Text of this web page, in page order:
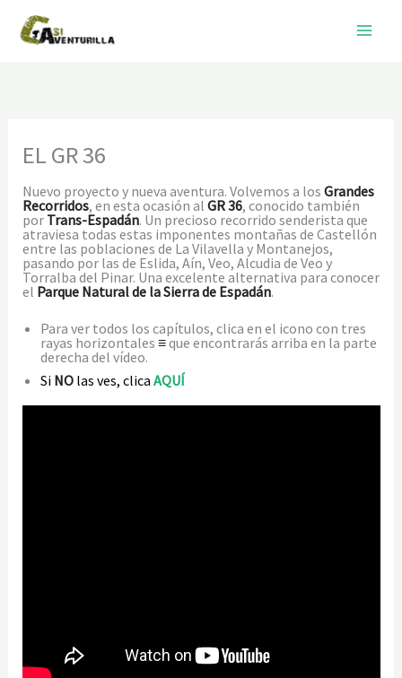
contenido
EL GR 36
Nuevo proyecto y nueva aventura. Volvemos a los Grandes
Recorridos, en esta ocasión al GR 36, conocido también
por Trans-Espadán. Un precioso recorrido senderista que
atraviesa todas estas imponentes montañas de Castellón
entre las poblaciones de La Vilavella y Montanejos,
pasando por las de Eslida, Aín, Veo, Alcudia de Veo y
Torralba del Pinar. Una excelente alternativa para conocer
el Parque Natural de la Sierra de Espadán.
Para ver todos los capítulos, clica en el icono con tres
rayas horizontales ≡que encontrarás arriba en la parte
derecha del vídeo.
Si NO las ves, clicaAQUÍ